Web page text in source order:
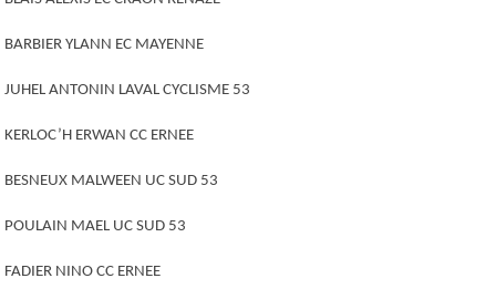
BARBIER YLANN EC MAYENNE
JUHEL ANTONIN LAVAL CYCLISME 53
KERLOC’H ERWAN CC ERNEE
BESNEUX MALWEEN UC SUD 53
POULAIN MAEL UC SUD 53
FADIER NINO CC ERNEE